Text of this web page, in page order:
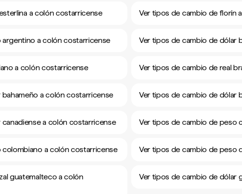
a colón costarricense Ver tipos de cambio de florín
a colón costarricense Ver tipos de cambio de dólar
a colón costarricense Ver tipos de cambio de real
a colón costarricense Ver tipos de cambio de dólar
a colón costarricense Ver tipos de cambio de peso
a colón costarricense Ver tipos de cambio de peso
guatemalteco a colón
Ver tipos de cambio de dólar